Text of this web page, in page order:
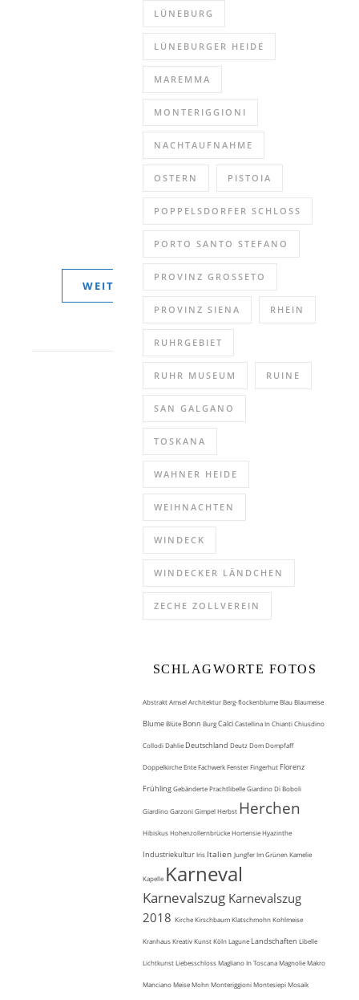
WEITERLESEN
LÜNEBURG
LÜNEBURGER HEIDE
MAREMMA
MONTERIGGIONI
NACHTAUFNAHME
OSTERN PISTOIA
POPPELSDORFER SCHLOSS
PORTO SANTO STEFANO
PROVINZ GROSSETO
PROVINZ SIENA RHEIN
RUHRGEBIET
RUHR MUSEUM RUINE
SAN GALGANO
TOSKANA
WAHNER HEIDE
WEIHNACHTEN
WINDECK
WINDECKER LÄNDCHEN
ZECHE ZOLLVEREIN
SCHLAGWORTE FOTOS
AbstraktAmselArchitekturBerg-flockenblumeBlauBlaumeise
BlumeBlüte Bonn BurgCalciCastellina In ChiantiChiusdino
CollodiDahlie Deutschland DeutzDomDompfaff
DoppelkircheEnteFachwerkFensterFingerhut Florenz
FrühlingGebänderte PrachtlibelleGiardino Di Boboli
Giardino GarzoniGimpelHerbst Herchen
HibiskusHohenzollernbrückeHortensieHyazinthe
IndustriekulturIris Italien Jungfer Im GrünenKamelie
Kapelle Karneval
Karnevalszug Karnevalszug
2018 KircheKirschbaumKlatschmohnKohlmeise
KranhausKreativKunstKölnLagune Landschaften Libelle
LichtkunstLiebesschlossMagliano In ToscanaMagnolieMakro
MancianoMeiseMohnMonteriggioniMontesiepiMosaik